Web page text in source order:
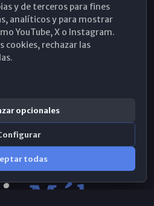
y de terceros para fines
analíticos y para mostrar
YouTube, X o Instagram.
cookies, rechazar las
opcionales
todas